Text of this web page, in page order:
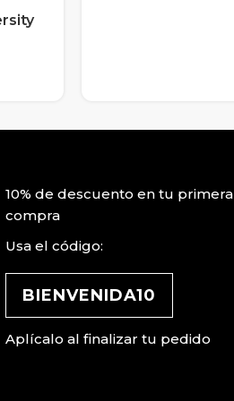
10% de descuento en tu primera
compra
Usa el código:
BIENVENIDA10
Aplícalo al finalizar tu pedido